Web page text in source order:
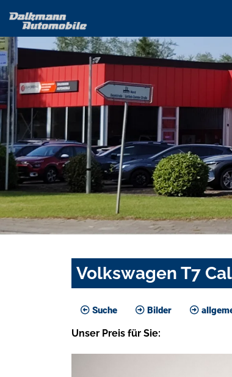
Volkswagen T7
Suche Bilder
Unser Preis für Sie: